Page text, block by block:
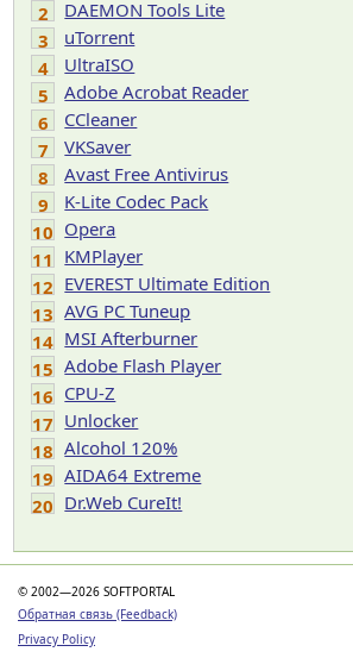
2
DAEMON Tools Lite
3
uTorrent
4
UltraISO
5
Adobe Acrobat Reader
6
CCleaner
7
VKSaver
8
Avast Free Antivirus
9
K-Lite Codec Pack
10 Opera
11 KMPlayer
12 EVEREST Ultimate Edition
13 AVG PC Tuneup
14 MSI Afterburner
15 Adobe Flash Player
16 CPU-Z
17 Unlocker
18 Alcohol 120%
19 AIDA64 Extreme
20 Dr.Web CureIt!
© 2002—2026 SOFTPORTAL
Обратная связь (Feedback)
Privacy Policy